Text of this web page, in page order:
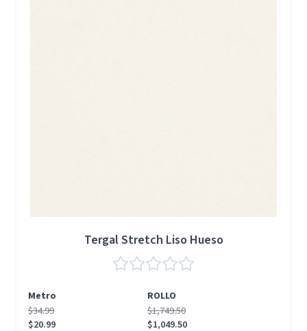
Tergal Stretch Liso Hueso
Metro
ROLLO
$34.99
$20.99
$1,749.50
$1,049.50